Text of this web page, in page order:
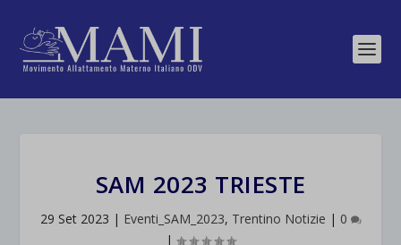
SAM 2023 TRIESTE
29 Set 2023 | Eventi_SAM_2023, Trentino Notizie | 0
|